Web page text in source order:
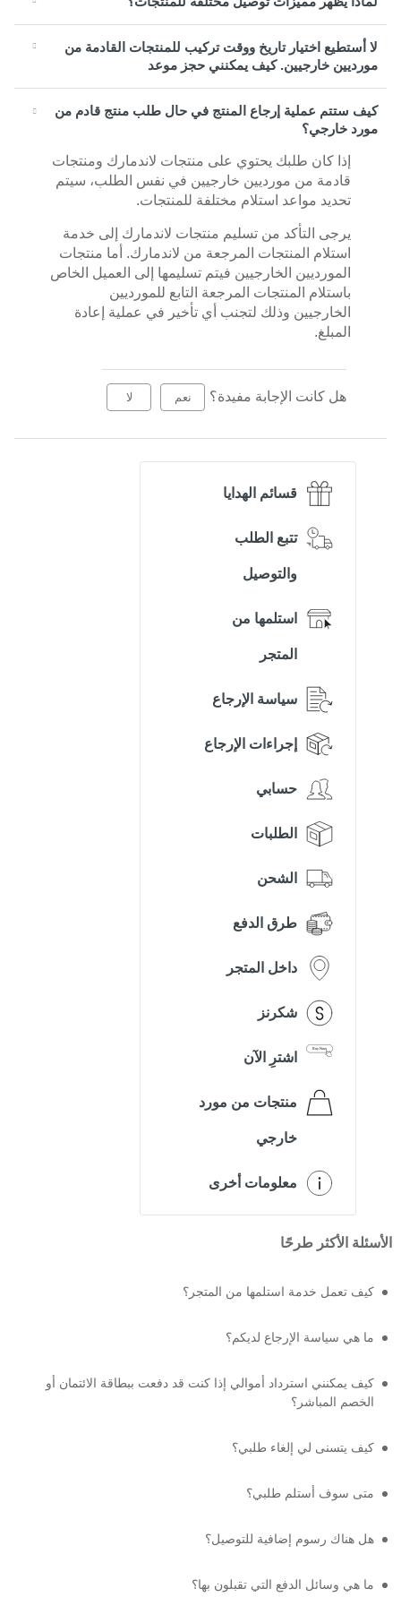
لا أستطيع اختيار تاريخ ووقت تركيب للمنتجات القادمة من
مورديين خارجيين. كيف يمكنني حجز موعد
كيف ستتم عملية إرجاع المنتج في حال طلب منتج قادم من
مورد خارجي؟
إذا كان طلبك يحتوي على منتجات لاندمارك ومنتجات
قادمة من مورديين خارجيين في نفس الطلب، سيتم
تحديد مواعد استلام مختلفة للمنتجات.
يرجى التأكد من تسليم منتجات لاندمارك إلى خدمة
استلام المنتجات المرجعة من لاندمارك. أما منتجات
المورديين الخارجيين فيتم تسليمها إلى العميل الخاص
باستلام المنتجات المرجعة التابع للمورديين
الخارجيين وذلك لتجنب أي تأخير في عملية إعادة
المبلغ.
هل كانت الإجابة مفيدة؟ نعم لا
قسائم الهدايا
تتبع الطلب
والتوصيل
استلمها من
المتجر
سياسة الإرجاع
إجراءات الإرجاع
حسابي
الطلبات
الشحن
طرق الدفع
داخل المتجر
شكرنز
اشترِ الآن
منتجات من مورد
خارجي
معلومات أخرى
الأسئلة الأكثر طرحًا
كيف تعمل خدمة استلمها من المتجر؟
ما هي سياسة الإرجاع لديكم؟
كيف يمكنني استرداد أموالي إذا كنت قد دفعت ببطاقة الائتمان أو
الخصم المباشر؟
كيف يتسنى لي إلغاء طلبي؟
متى سوف أستلم طلبي؟
هل هناك رسوم إضافية للتوصيل؟
ما هي وسائل الدفع التي تقبلون بها؟